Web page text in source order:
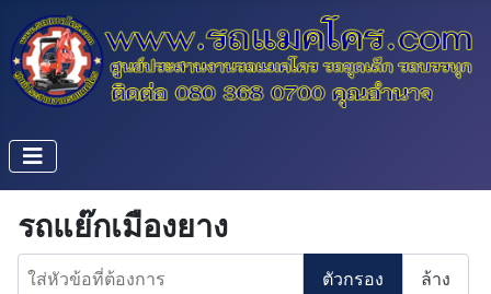
รถแย๊กเมืองยาง
ใส่หัวข้อที่ต้องการ
ตัวกรอง ล้าง